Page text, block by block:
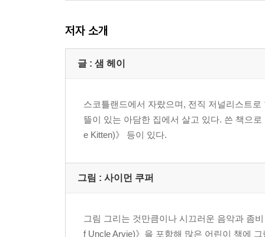
저자 소개
글 : 샘 헤이
스코틀랜드에서 자랐으며, 전직 저널리스트
뜰이 있는 아담한 집에서 살고 있다. 쓴 책으
e Kitten)》 등이 있다.
그림 : 사이먼 쿠퍼
그림 그리는 것만큼이나 시끄러운 음악과 좀
f Uncle Arvie)》을 포함해 많은 어린이 책에